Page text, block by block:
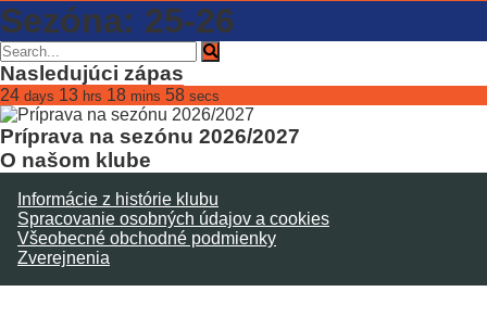
Sezóna: 25-26
Nasledujúci zápas
24 days 13 hrs 18 mins 58 secs
Príprava na sezónu 2026/2027
O našom klube
Informácie z histórie klubu
Spracovanie osobných údajov a cookies
Všeobecné obchodné podmienky
Zverejnenia